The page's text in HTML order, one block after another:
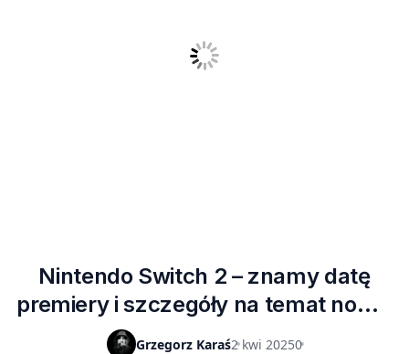
Nintendo Switch 2 – znamy datę
premiery i szczegóły na temat nowej
konsoli
Grzegorz Karaś2 kwi 20250